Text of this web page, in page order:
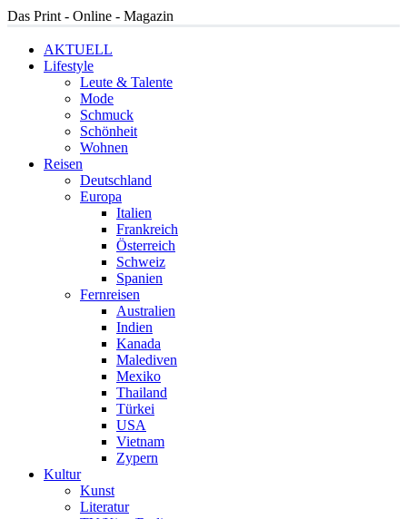
Das Print - Online - Magazin
AKTUELL
Lifestyle
Leute & Talente
Mode
Schmuck
Schönheit
Wohnen
Reisen
Deutschland
Europa
Italien
Frankreich
Österreich
Schweiz
Spanien
Fernreisen
Australien
Indien
Kanada
Malediven
Mexiko
Thailand
Türkei
USA
Vietnam
Zypern
Kultur
Kunst
Literatur